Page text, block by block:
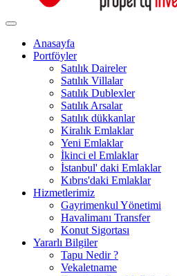
Anasayfa
Portföyler
Satılık Daireler
Satılık Villalar
Satılık Dublexler
Satılık Arsalar
Satılık dükkanlar
Kiralık Emlaklar
Yeni Emlaklar
İkinci el Emlaklar
İstanbul' daki Emlaklar
Kıbrıs'daki Emlaklar
Hizmetlerimiz
Gayrimenkul Yönetimi
Havalimanı Transfer
Konut Sigortası
Yararlı Bilgiler
Tapu Nedir ?
Vekaletname